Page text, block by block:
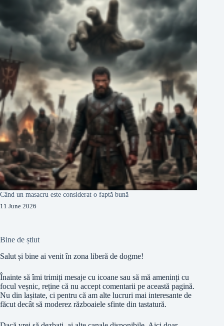
Când un masacru este considerat o faptă bună
11 June 2026
Bine de știut
Salut și bine ai venit în zona liberă de dogme!
Înainte să îmi trimiți mesaje cu icoane sau să mă ameninți cu
focul veșnic, reține că nu accept comentarii pe această pagină.
Nu din lașitate, ci pentru că am alte lucruri mai interesante de
făcut decât să moderez războaiele sfinte din tastatură.